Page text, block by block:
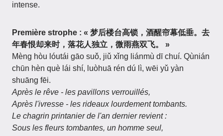
intense.
Première strophe : « 梦后楼台高锁，酒醒帘幕低垂。去
年春恨却来时，落花人独立，微雨燕双飞。 »
Mèng hòu lóutái gāo suǒ, jiǔ xǐng liánmù dī chuí. Qùnián
chūn hèn què lái shí, luòhuā rén dú lì, wēi yǔ yàn
shuāng fēi.
Après le rêve - les pavillons verrouillés,
Après l'ivresse - les rideaux lourdement tombants.
Le chagrin printanier de l'an dernier revient :
Sous les fleurs tombantes, un homme seul,